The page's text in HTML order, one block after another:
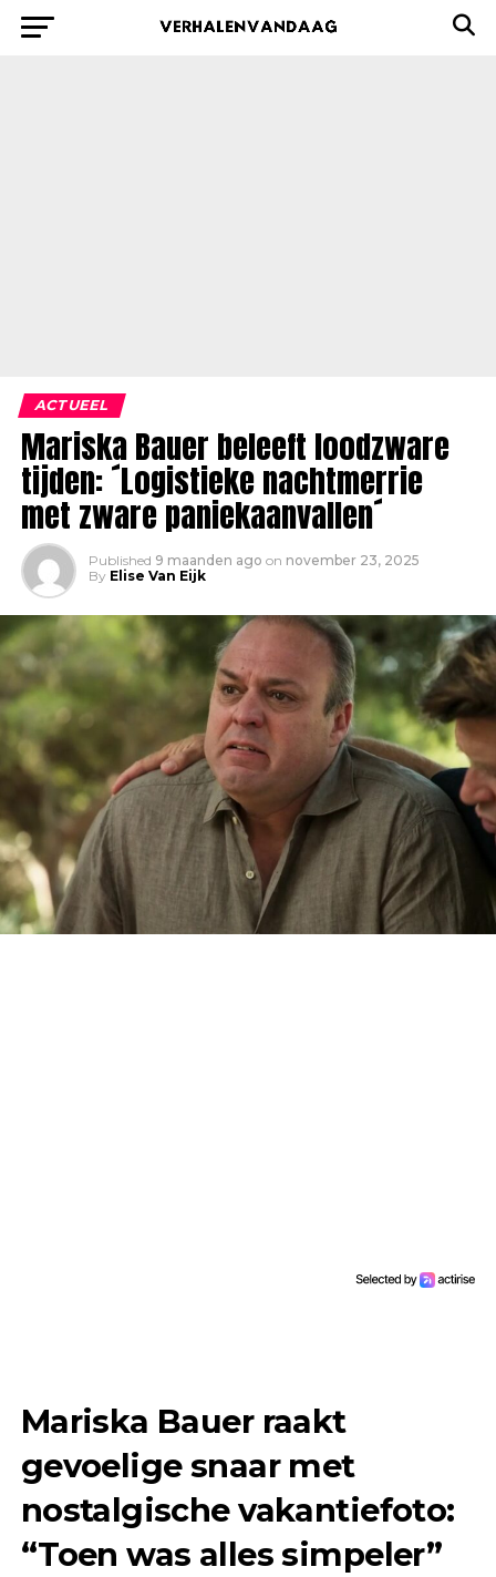
ACTUEEL
Mariska Bauer beleeft loodzware
tijden: ´Logistieke nachtmerrie
met zware paniekaanvallen´
Published 9 maanden ago on november 23, 2025
By Elise Van Eijk
Mariska Bauer raakt
gevoelige snaar met
nostalgische vakantiefoto:
“Toen was alles simpeler”